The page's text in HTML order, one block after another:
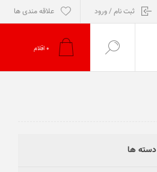
ثبت نام / ورود علاقه مندی ها
0 اقلام
دسته ها